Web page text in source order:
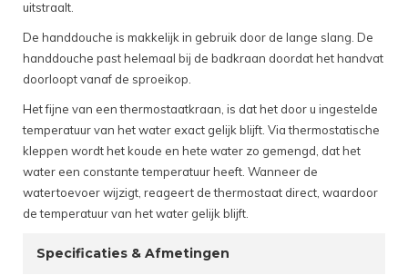
uitstraalt.
De handdouche is makkelijk in gebruik door de lange slang. De
handdouche past helemaal bij de badkraan doordat het handvat
doorloopt vanaf de sproeikop.
Het fijne van een thermostaatkraan, is dat het door u ingestelde
temperatuur van het water exact gelijk blijft. Via thermostatische
kleppen wordt het koude en hete water zo gemengd, dat het
water een constante temperatuur heeft. Wanneer de
watertoevoer wijzigt, reageert de thermostaat direct, waardoor
de temperatuur van het water gelijk blijft.
Specificaties & Afmetingen